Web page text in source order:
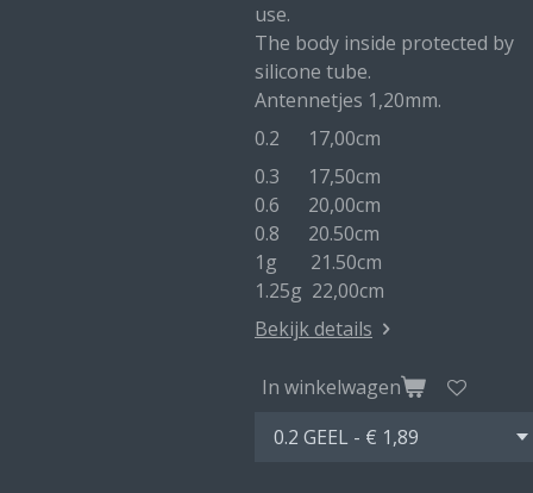
use.
The body inside protected by
silicone tube.
Antennetjes 1,20mm.
0.2 17,00cm
0.3 17,50cm
0.6 20,00cm
0.8 20.50cm
1g 21.50cm
1.25g 22,00cm
Bekijk details
In winkelwagen